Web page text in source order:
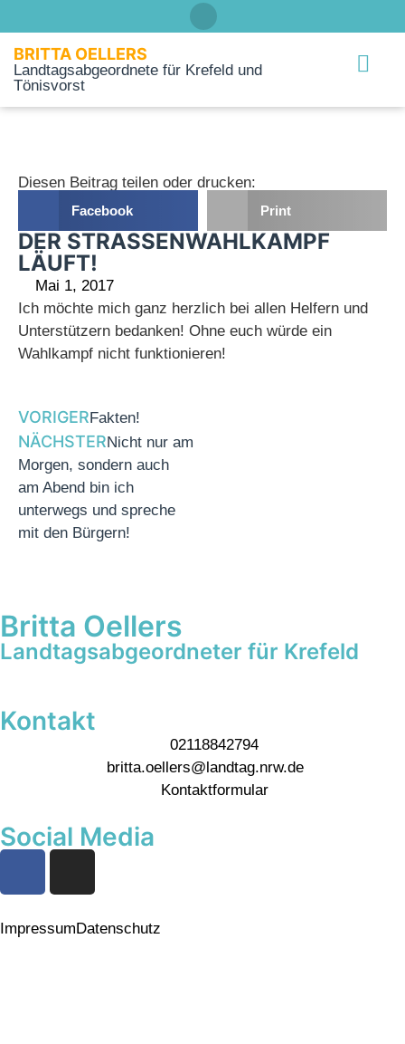
BRITTA OELLERS
Landtagsabgeordnete für Krefeld und
Tönisvorst
DER STRASSENWAHLKAMPF L
ÄUFT!
Mai 1, 2017
Ich möchte mich ganz herzlich bei allen Helfern und
Unterstützern bedanken! Ohne euch würde ein
Wahlkampf nicht funktionieren!
Diesen Beitrag teilen oder drucken:
Facebook Print
VORIGER Fakten!
NÄCHSTERNicht nur am
Morgen, sondern auch
am Abend bin ich
unterwegs und spreche
mit den Bürgern!
Britta Oellers
Landtagsabgeordneter für Krefeld
Kontakt
02118842794
britta.oellers@landtag.nrw.de
Kontaktformular
Social Media
Impressum Datenschutz